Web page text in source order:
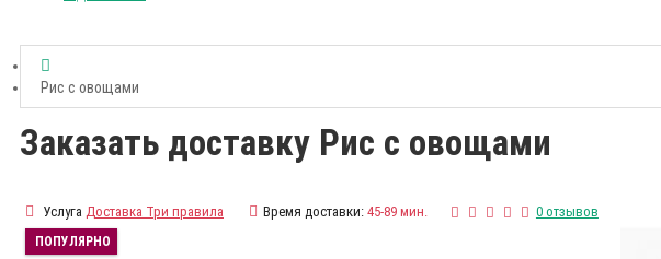
Рис с овощами
Заказать доставку Рис с овощами
Услуга Доставка Три правила Время доставки: 45-89 мин. 0 отзывов
ПОПУЛЯРНО